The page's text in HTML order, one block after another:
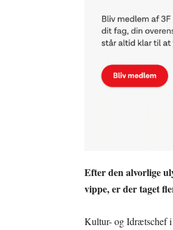
Efter den alvorlige
vippe, er der taget
Kultur- og Idrætschef i